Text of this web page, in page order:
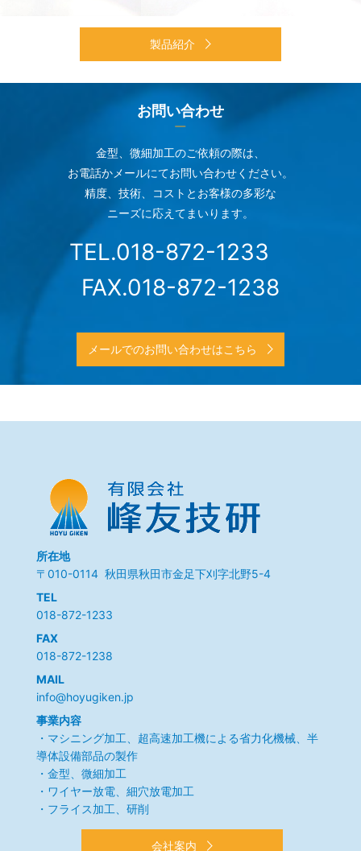
製品紹介
お問い合わせ
金型、微細加工のご依頼の際は、
お電話かメールにてお問い合わせください。
精度、技術、コストとお客様の多彩な
ニーズに応えてまいります。
TEL.018-872-1233
FAX.018-872-1238
メールでのお問い合わせはこちら
所在地
〒010-0114 秋田県秋田市金足下刈字北野5-4
TEL
018-872-1233
FAX
018-872-1238
MAIL
info@hoyugiken.jp
事業内容
・マシニング加工、超高速加工機による省力化機械、半
導体設備部品の製作
・金型、微細加工
・ワイヤー放電、細穴放電加工
・フライス加工、研削
会社案内